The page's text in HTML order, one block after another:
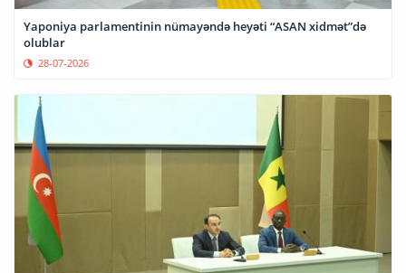
Yaponiya parlamentinin nümayəndə heyəti “ASAN xidmət”də
olublar
28-07-2026